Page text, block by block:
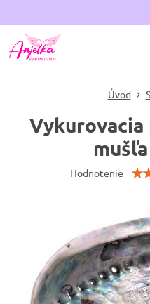
Úvod
Vykurovacia
Hodnotenie